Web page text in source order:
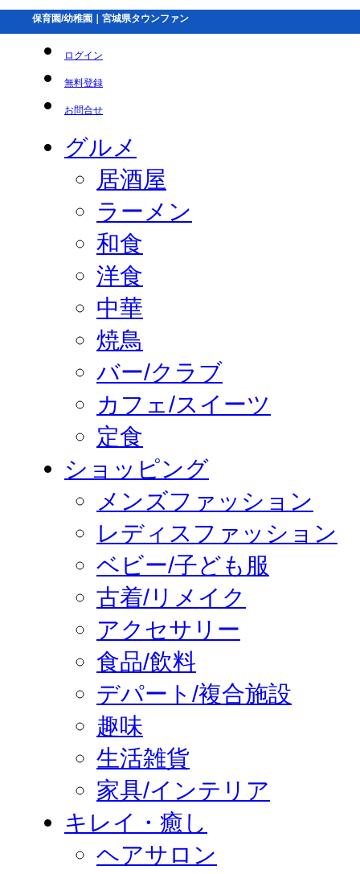
保育園/幼稚園｜宮城県タウンファン
ログイン
無料登録
お問合せ
グルメ
居酒屋
ラーメン
和食
洋食
中華
焼鳥
バー/クラブ
カフェ/スイーツ
定食
ショッピング
メンズファッション
レディスファッション
ベビー/子ども服
古着/リメイク
アクセサリー
食品/飲料
デパート/複合施設
趣味
生活雑貨
家具/インテリア
キレイ・癒し
ヘアサロン